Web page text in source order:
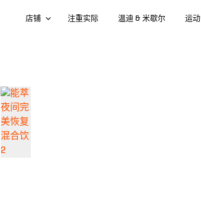
店铺 注重实际 温迪 & 米歇尔 运